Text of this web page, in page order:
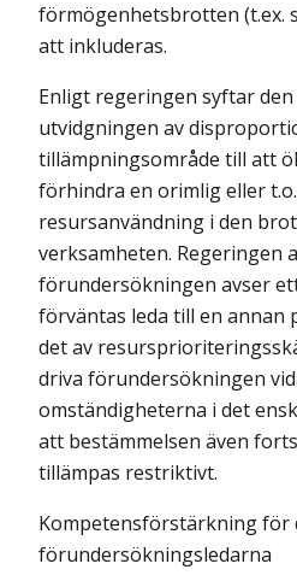
förmögenhetsbrotten (t.ex.
att inkluderas.
Enligt regeringen syftar
utvidgningen av
tillämpningsområde till att
förhindra en orimlig eller
resursanvändning i den
verksamheten. Regeringen
förundersökningen avser
förväntas leda till en annan
det av
driva förundersökningen
omständigheterna i det
att bestämmelsen även
tillämpas restriktivt.
Kompetensförstärkning för
förundersökningsledarna